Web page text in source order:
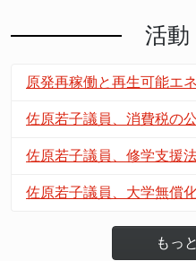
活動
原発再稼働と再生可能エ
佐原若子議員、消費税の
佐原若子議員、修学支援
佐原若子議員、大学無償
もっ